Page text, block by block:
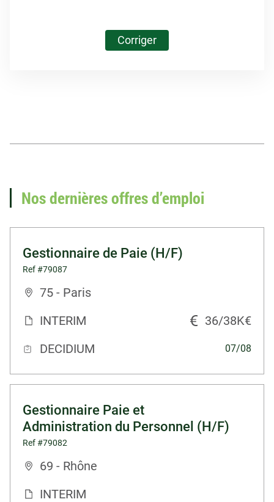
Corriger
Nos dernières offres d’emploi
Gestionnaire de Paie (H/F)
Ref #79087
75 - Paris
INTERIM
36/38K€
DECIDIUM
07/08
Gestionnaire Paie et
Administration du Personnel (H/F)
Ref #79082
69 - Rhône
INTERIM